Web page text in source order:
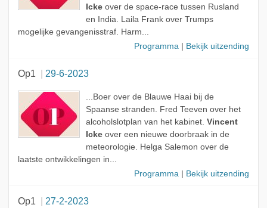
Ickeover de space-race tussen Rusland
en India. Laila Frank over Trumps
mogelijke gevangenisstraf. Harm...
Programma
Bekijk uitzending
Op1 29-6-2023
...Boer over de Blauwe Haai bij de
Spaanse stranden. Fred Teeven over het
alcoholslotplan van het kabinet. Vincent
Ickeover een nieuwe doorbraak in de
meteorologie. Helga Salemon over de
laatste ontwikkelingen in...
Programma
Bekijk uitzending
Op1 27-2-2023